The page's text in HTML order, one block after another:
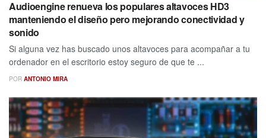
Audioengine renueva los populares altavoces HD3
manteniendo el diseño pero mejorando conectividad y
sonido
Si alguna vez has buscado unos altavoces para acompañar a tu
ordenador en el escritorio estoy seguro de que te ...
POR ANTONIO MIRA